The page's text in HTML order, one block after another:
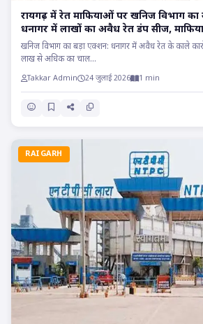
रायगढ़ में रेत माफियाओं पर खनिज विभाग का
धनागर में लाखों का अवैध रेत डंप सीज,
साम्राज्य पर प्रहार..
खनिज विभाग का बड़ा एक्शन: धनागर में अवैध रेत के काले
लाख से अधिक का चाल...
Takkar Admin 24 जुलाई 2026 1 min
RAIGARH